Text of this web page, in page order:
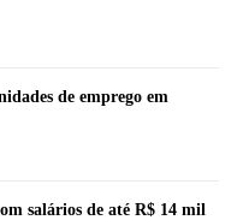
de emprego em
salários de até R$ 14 mil